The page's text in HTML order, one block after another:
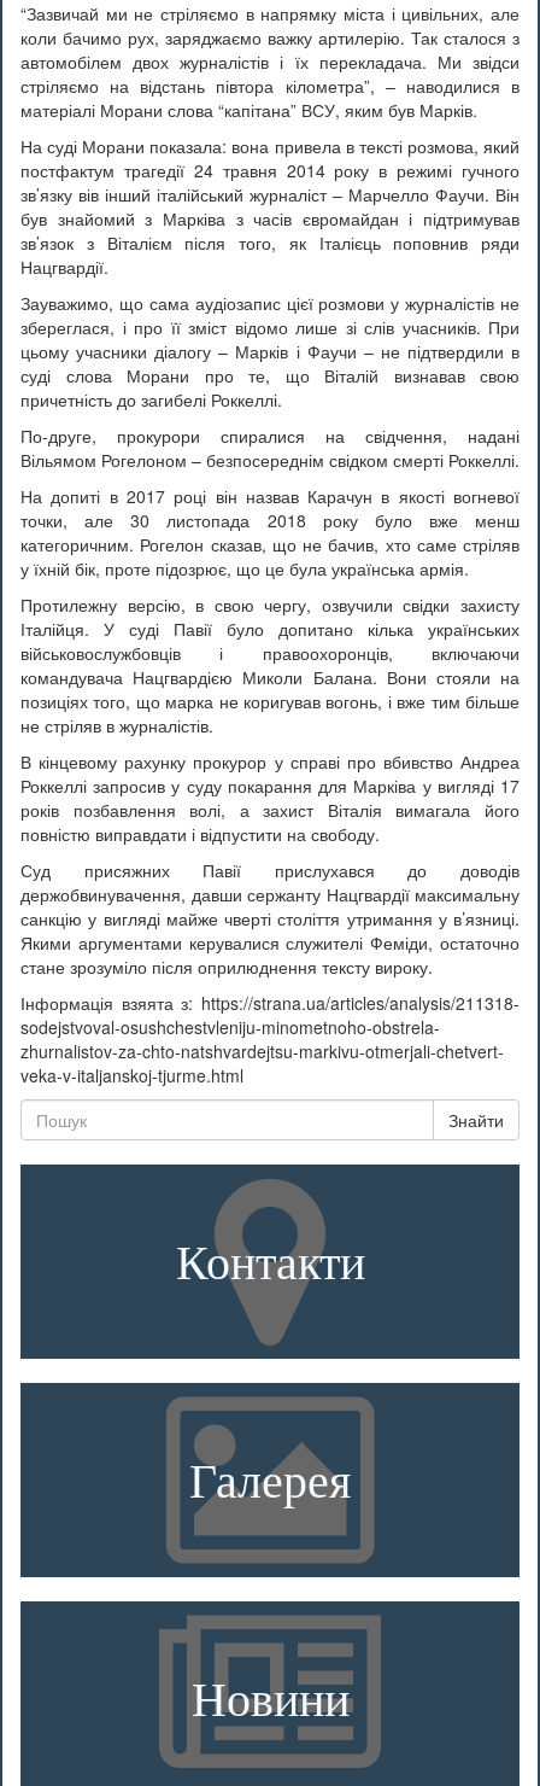
“Зазвичай ми не стріляємо в напрямку міста і цивільних, але
коли бачимо рух, заряджаємо важку артилерію. Так сталося з
автомобілем двох журналістів і їх перекладача. Ми звідси
стріляємо на відстань півтора кілометра”, – наводилися в
матеріалі Морани слова “капітана” ВСУ, яким був Марків.
На суді Морани показала: вона привела в тексті розмова, який
постфактум трагедії 24 травня 2014 року в режимі гучного
зв’язку вів інший італійський журналіст – Марчелло Фаучи. Він
був знайомий з Марківа з часів євромайдан і підтримував
зв’язок з Віталієм після того, як Італієць поповнив ряди
Нацгвардії.
Зауважимо, що сама аудіозапис цієї розмови у журналістів не
збереглася, і про її зміст відомо лише зі слів учасників. При
цьому учасники діалогу – Марків і Фаучи – не підтвердили в
суді слова Морани про те, що Віталій визнавав свою
причетність до загибелі Роккеллі.
По-друге, прокурори спиралися на свідчення, надані
Вільямом Рогелоном – безпосереднім свідком смерті Роккеллі.
На допиті в 2017 році він назвав Карачун в якості вогневої
точки, але 30 листопада 2018 року було вже менш
категоричним. Рогелон сказав, що не бачив, хто саме стріляв
у їхній бік, проте підозрює, що це була українська армія.
Протилежну версію, в свою чергу, озвучили свідки захисту
Італійця. У суді Павії було допитано кілька українських
військовослужбовців і правоохоронців, включаючи
командувача Нацгвардією Миколи Балана. Вони стояли на
позиціях того, що марка не коригував вогонь, і вже тим більше
не стріляв в журналістів.
В кінцевому рахунку прокурор у справі про вбивство Андреа
Роккеллі запросив у суду покарання для Марківа у вигляді 17
років позбавлення волі, а захист Віталія вимагала його
повністю виправдати і відпустити на свободу.
Суд присяжних Павії прислухався до доводів
держобвинувачення, давши сержанту Нацгвардії максимальну
санкцію у вигляді майже чверті століття утримання у в’язниці.
Якими аргументами керувалися служителі Феміди, остаточно
стане зрозуміло після оприлюднення тексту вироку.
Інформація взяята з: https://strana.ua/articles/analysis/211318-
sodejstvoval-osushchestvleniju-minometnoho-obstrela-
zhurnalistov-za-chto-natshvardejtsu-markivu-otmerjali-chetvert-
veka-v-italjanskoj-tjurme.html
Знайти
Контакти
Галерея
Новини